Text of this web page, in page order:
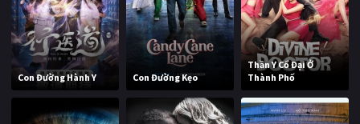
Con Đường Hành Y Con Đường Kẹo
Thần Y Cổ Đại Ở
Thành Phố